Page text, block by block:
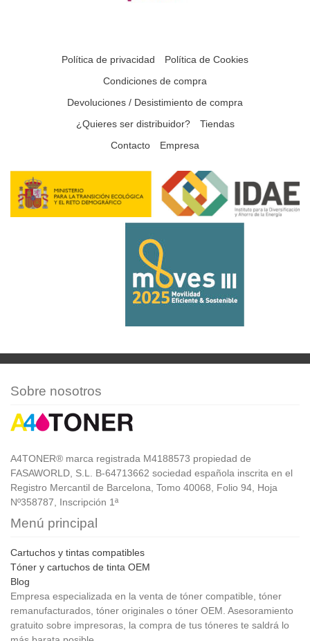
Política de privacidad
Política de Cookies
Condiciones de compra
Devoluciones / Desistimiento de compra
¿Quieres ser distribuidor?
Tiendas
Contacto
Empresa
Sobre nosotros
A4TONER® marca registrada M4188573 propiedad de
FASAWORLD, S.L. B-64713662 sociedad española inscrita en el
Registro Mercantil de Barcelona, Tomo 40068, Folio 94, Hoja
Nº358787, Inscripción 1ª
Menú principal
Cartuchos y tintas compatibles
Tóner y cartuchos de tinta OEM
Blog
Empresa especializada en la venta de tóner compatible, tóner
remanufacturados, tóner originales o tóner OEM. Asesoramiento
gratuito sobre impresoras, la compra de tus tóneres te saldrá lo